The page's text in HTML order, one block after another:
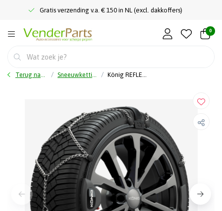
Gratis verzending v.a. € 150 in NL (excl. dakkoffers)
0
Terug naar home Sneeuwkettingen König REFLEX EDGE 602 - Sneeuwkettingen - Automatisch gespannen - Velgbescherming